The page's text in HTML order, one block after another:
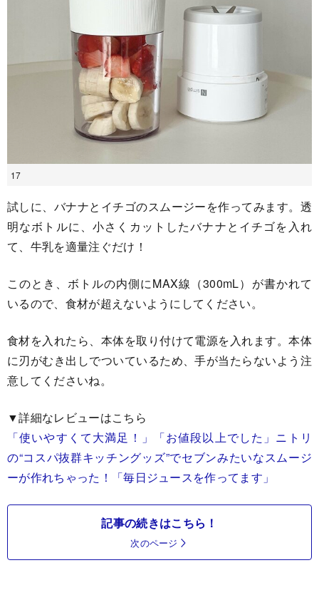
17
試しに、バナナとイチゴのスムージーを作ってみます。透
明なボトルに、小さくカットしたバナナとイチゴを入れ
て、牛乳を適量注ぐだけ！
このとき、ボトルの内側にMAX線（300mL）が書かれて
いるので、食材が超えないようにしてください。
食材を入れたら、本体を取り付けて電源を入れます。本体
に刃がむき出しでついているため、手が当たらないよう注
意してくださいね。
▼詳細なレビューはこちら
「使いやすくて大満足！」「お値段以上でした」ニトリ
の“コスパ抜群キッチングッズ”でセブンみたいなスムージ
ーが作れちゃった！「毎日ジュースを作ってます」
記事の続きはこちら！
次のページ